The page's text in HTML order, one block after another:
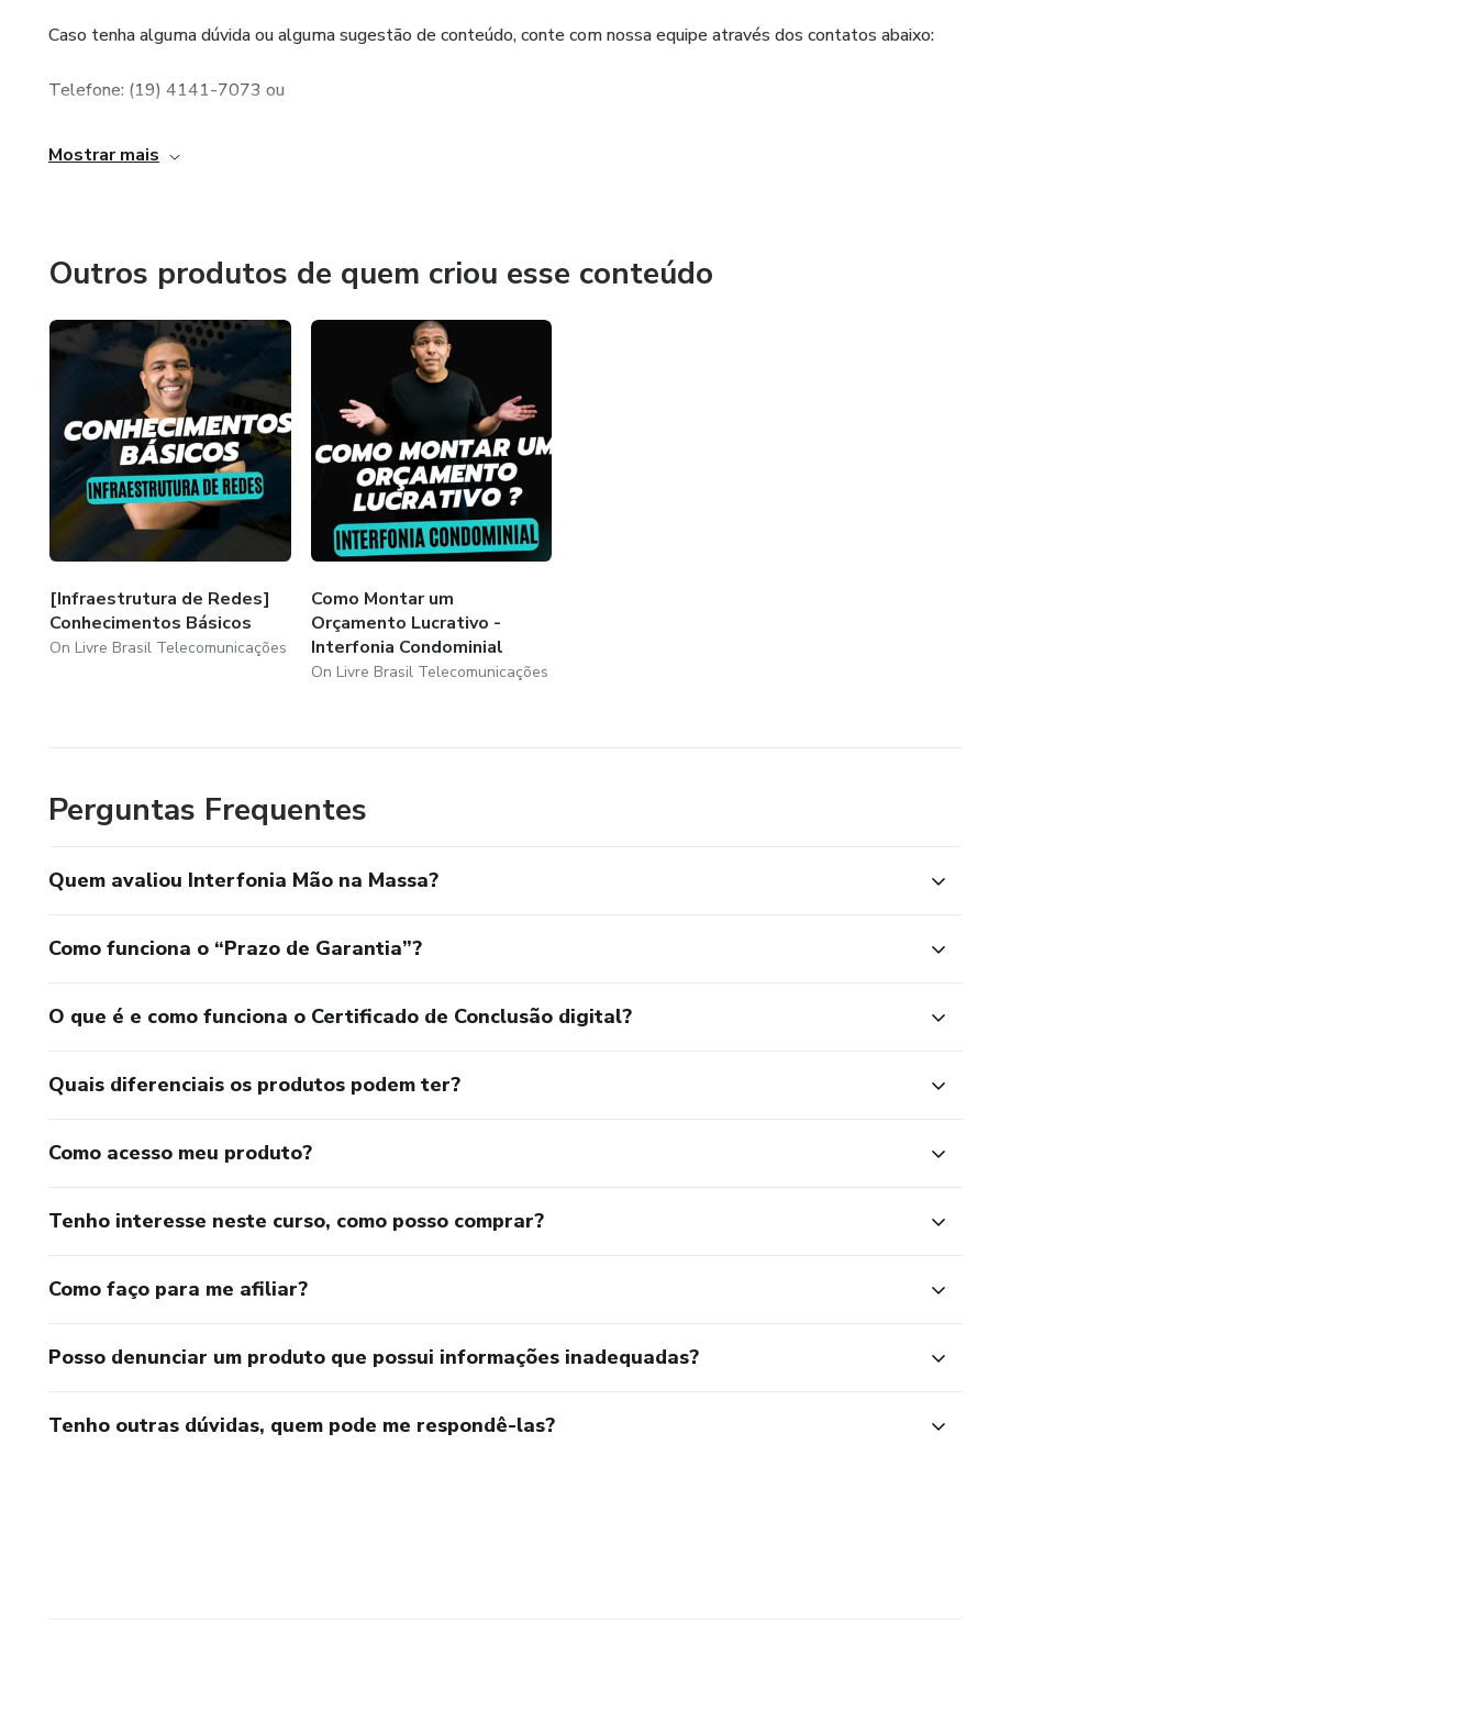
Caso tenha alguma dúvida ou alguma sugestão de conteúdo, conte com nossa equipe através dos contatos abaixo:
Telefone: (19) 4141-7073 ou
Acesse nosso site:
Mostrar mais
Outros produtos de quem criou esse conteúdo
[Infraestrutura de Redes]
Conhecimentos Básicos
On Livre Brasil Telecomunicações
Como Montar um
Orçamento Lucrativo -
Interfonia Condominial
On Livre Brasil Telecomunicações
Perguntas Frequentes
Quem avaliou Interfonia Mão na Massa?
Como funciona o “Prazo de Garantia”?
O que é e como funciona o Certificado de Conclusão digital?
Quais diferenciais os produtos podem ter?
Como acesso meu produto?
Tenho interesse neste curso, como posso comprar?
Como faço para me afiliar?
Posso denunciar um produto que possui informações inadequadas?
Tenho outras dúvidas, quem pode me respondê-las?